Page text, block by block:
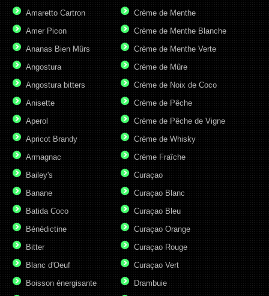
Amaretto Cartron
Amer Picon
Ananas Bien Mûrs
Angostura
Angostura bitters
Anisette
Aperol
Apricot Brandy
Armagnac
Bailey's
Banane
Batida Coco
Bénédictine
Bitter
Blanc d'Oeuf
Boisson énergisante
Crème de Menthe
Crème de Menthe Blanche
Crème de Menthe Verte
Crème de Mûre
Crème de Noix de Coco
Crème de Pêche
Crème de Pêche de Vigne
Crème de Whisky
Crème Fraîche
Curaçao
Curaçao Blanc
Curaçao Bleu
Curaçao Orange
Curaçao Rouge
Curaçao Vert
Drambuie